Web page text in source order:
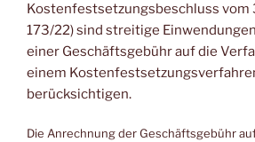
Kostenfestsetzungsbeschluss vom
173/22) sind streitige
einer Geschäftsgebühr auf die
einem
berücksichtigen.
Die Anrechnung der Geschäftsgebühr